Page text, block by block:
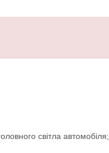
світла автомобіля;